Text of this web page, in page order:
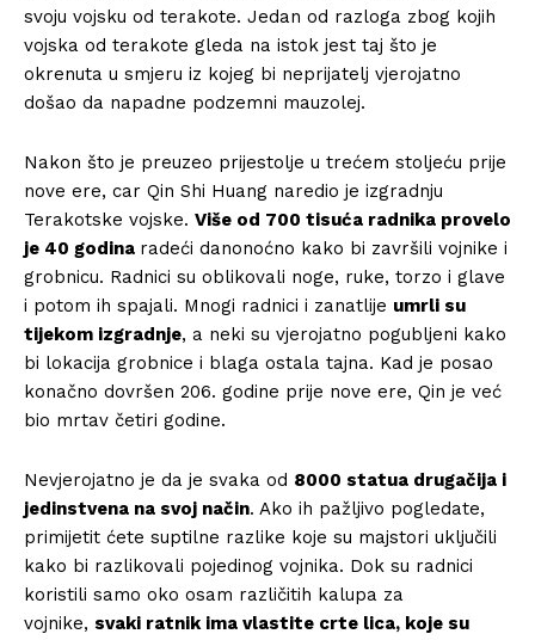
svoju vojsku od terakote. Jedan od razloga zbog kojih
vojska od terakote gleda na istok jest taj što je
okrenuta u smjeru iz kojeg bi neprijatelj vjerojatno
došao da napadne podzemni mauzolej.
Nakon što je preuzeo prijestolje u trećem stoljeću prije
nove ere, car Qin Shi Huang naredio je izgradnju
Terakotske vojske. Više od 700 tisuća radnika provelo
je 40 godina radeći danonoćno kako bi završili vojnike i
grobnicu. Radnici su oblikovali noge, ruke, torzo i glave
i potom ih spajali. Mnogi radnici i zanatlije umrli su
tijekom izgradnje, a neki su vjerojatno pogubljeni kako
bi lokacija grobnice i blaga ostala tajna. Kad je posao
konačno dovršen 206. godine prije nove ere, Qin je već
bio mrtav četiri godine.
Nevjerojatno je da je svaka od 8000 statua drugačija i
jedinstvena na svoj način. Ako ih pažljivo pogledate,
primijetit ćete suptilne razlike koje su majstori uključili
kako bi razlikovali pojedinog vojnika. Dok su radnici
koristili samo oko osam različitih kalupa za
vojnike, svaki ratnik ima vlastite crte lica, koje su